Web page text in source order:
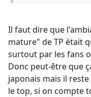
Il faut dire que
mature" de TP était
surtout par les fans
Donc peut-être que
japonais mais il
le top, si on compte